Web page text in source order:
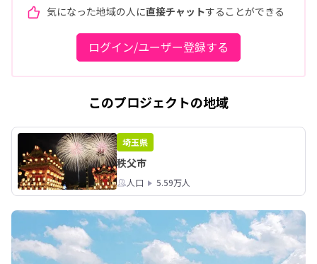
気になった地域の人に直接チャットすることができる
ログイン/ユーザー登録する
このプロジェクトの地域
埼玉県
秩父市
人口 5.59万人